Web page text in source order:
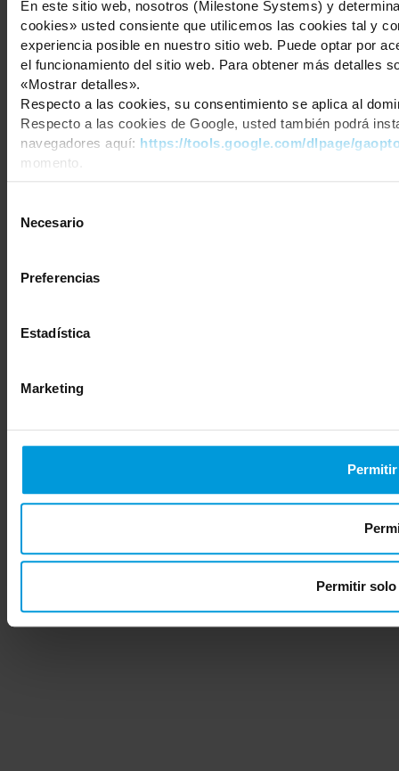
En este sitio web, nosotros (Milestone Systems) y
cookies» usted consiente que utilicemos las cookies tal y
experiencia posible en nuestro sitio web. Puede optar por
el funcionamiento del sitio web. Para obtener más detalles
«Mostrar detalles».
Respecto a las cookies, su consentimiento se aplica al
Respecto a las cookies de Google, usted también podrá
navegadores aquí: https://tools.google.com/dlpage/
momento.
Necesario
Preferencias
Estadística
Marketing
Permitir solo